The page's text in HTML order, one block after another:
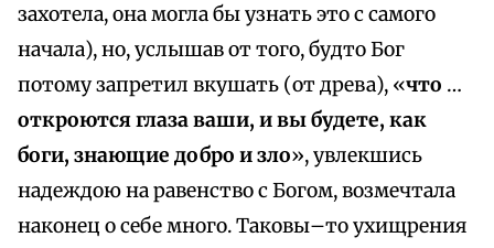
захотела, она могла бы узнать это с самого
начала), но, услышав от того, будто Бог
потому запретил вкушать (от древа), «что …
откроются глаза ваши, и вы будете, как
боги, знающие добро и зло», увлекшись
надеждою на равенство с Богом, возмечтала
наконец о себе много. Таковы–то ухищрения